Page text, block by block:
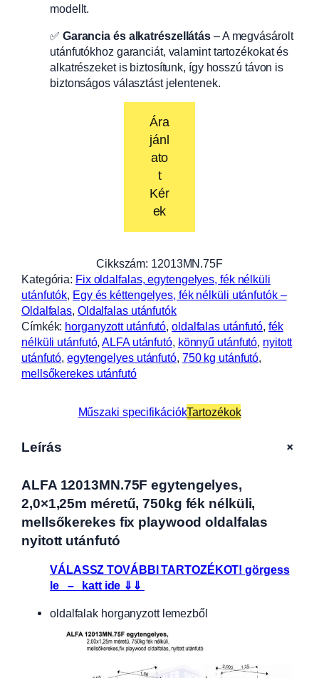
modellt.
✅ Garancia és alkatrészellátás – A megvásárolt
utánfutókhoz garanciát, valamint tartozékokat és
alkatrészeket is biztosítunk, így hosszú távon is
biztonságos választást jelentenek.
Ára
jánl
ato
t
Kér
ek
Cikkszám: 12013MN.75F
Kategória: Fix oldalfalas, egytengelyes, fék nélküli
utánfutók, Egy és kéttengelyes, fék nélküli utánfutók –
Oldalfalas, Oldalfalas utánfutók
Címkék: horganyzott utánfutó, oldalfalas utánfutó, fék
nélküli utánfutó, ALFA utánfutó, könnyű utánfutó, nyitott
utánfutó, egytengelyes utánfutó, 750 kg utánfutó
mellsőkerekes utánfutó
Műszaki specifikációkTartozékok
Leírás +
ALFA 12013MN.75F egytengelyes,
2,0×1,25m méretű, 750kg fék nélküli,
mellsőkerekes fix playwood oldalfalas
nyitott utánfutó
VÁLASSZ TOVÁBBI TARTOZÉKOT! görgess
le – katt ide ⇓⇓
oldalfalak horganyzott lemezből